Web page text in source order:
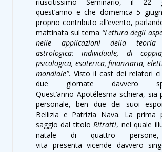
quest’anno e che domenica 5
proprio contributo all’evento,
mattinata sul tema “Lettura degli
nelle applicazioni della
astrologica: individuale, di
psicologica, esoterica, finanziaria,
mondiale”. Visto il cast dei relatori
due giornate davvero
Quest’anno Apotélesma schiera,
personale, ben due dei suoi
Bellizia e Patrizia Nava. La prima
saggio dal titolo Ritratti, nel quale
natale di quattro
vita presenta vicende davvero